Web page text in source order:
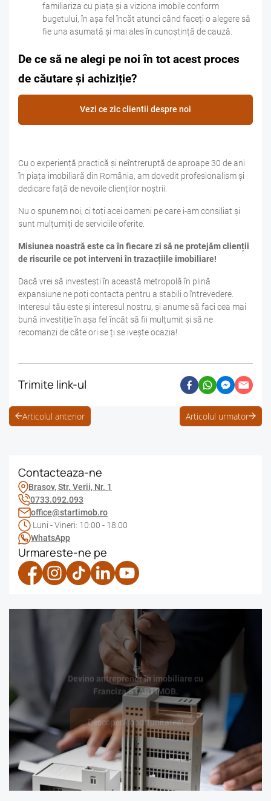
familiariza cu piața și a viziona imobile conform
bugetului, în așa fel încăt atunci când faceți o alegere să
fie una asumată și mai ales în cunoștință de cauză.
De ce să ne alegi pe noi în tot acest proces
de căutare și achiziție?
Vezi ce zic clientii despre noi
Cu o experiență practică și neîntreruptă de aproape 30 de ani
în piața imobiliară din România, am dovedit profesionalism și
dedicare față de nevoile clienților noștrii.
Nu o spunem noi, ci toți acei oameni pe care i-am consiliat și
sunt mulțumiți de serviciile oferite.
Misiunea noastră este ca în fiecare zi să ne protejăm clienții
de riscurile ce pot interveni în trazacțiile imobiliare!
Dacă vrei să investești în această metropolă în plină
expansiune ne poți contacta pentru a stabili o întrevedere.
Interesul tău este și interesul nostru, și anume să faci cea mai
bună investiție în așa fel încât să fii mulțumit și să ne
recomanzi de câte ori se ți se ivește ocazia!
Trimite link-ul
Articolul anterior Articolul urmator
Contacteaza-ne
Brasov, Str. Verii, Nr. 1
0733.092.093
office@startimob.ro
Luni - Vineri: 10:00 - 18:00
WhatsApp
Urmareste-ne pe
Devino antreprenor în imobiliare cu
Franciza STARTIMOB.
Descoperă oportunitatea!